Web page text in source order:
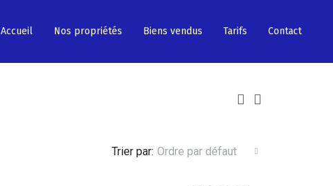
Accueil Nos propriétés Biens vendus Tarifs Contact
Trier par: Ordre par défaut